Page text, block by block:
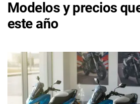
Modelos y precios
este año